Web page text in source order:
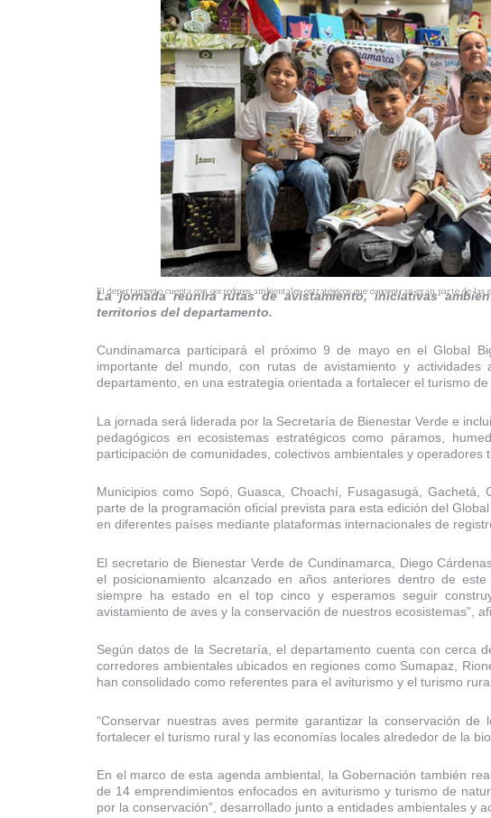
El departamento cuenta con corredores ambientales estratégicos que concentran gran parte de las
La jornada reunirá rutas de avistamiento, iniciativas
territorios del departamento.
Cundinamarca participará el próximo 9 de mayo en el Global
importante del mundo, con rutas de avistamiento y actividades
departamento, en una estrategia orientada a fortalecer el turismo
La jornada será liderada por la Secretaría de Bienestar Verde e
pedagógicos en ecosistemas estratégicos como páramos,
participación de comunidades, colectivos ambientales y operadores
Municipios como Sopó, Guasca, Choachí, Fusagasugá,
parte de la programación oficial prevista para esta edición del
en diferentes países mediante plataformas internacionales de
El secretario de Bienestar Verde de Cundinamarca, Diego
el posicionamiento alcanzado en años anteriores dentro de
siempre ha estado en el top cinco y esperamos seguir
avistamiento de aves y la conservación de nuestros ecosistemas”,
Según datos de la Secretaría, el departamento cuenta con cerca
corredores ambientales ubicados en regiones como Sumapaz,
han consolidado como referentes para el aviturismo y el turismo
“Conservar nuestras aves permite garantizar la conservación
fortalecer el turismo rural y las economías locales alrededor de la
En el marco de esta agenda ambiental, la Gobernación también
de 14 emprendimientos enfocados en aviturismo y turismo de
por la conservación”, desarrollado junto a entidades ambientales y